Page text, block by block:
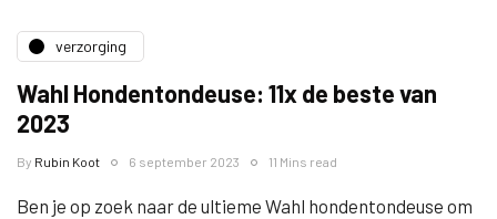
verzorging
Wahl Hondentondeuse: 11x de beste van
2023
By Rubin Koot 6 september 2023 11 Mins read
Ben je op zoek naar de ultieme Wahl hondentondeuse om